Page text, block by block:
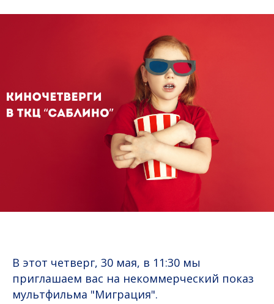
В этот четверг, 30 мая, в 11:30 мы
приглашаем вас на некоммерческий показ
мультфильма "Миграция".